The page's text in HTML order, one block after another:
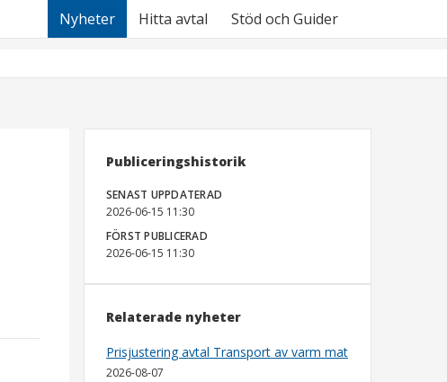
Nyheter Hitta avtal Stöd och Guider
Publiceringshistorik
SENAST UPPDATERAD
2026-06-15 11:30
FÖRST PUBLICERAD
2026-06-15 11:30
Relaterade nyheter
Prisjustering avtal Transport av varm mat
2026-08-07